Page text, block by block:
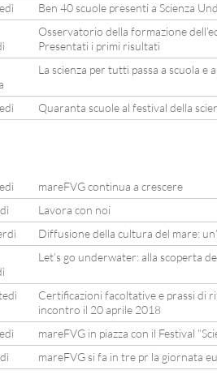
Ben 40 scuole presenti a Scienza
Osservatorio della formazione
Presentati i primi risultati
La scienza per tutti passa a scuola e
Quaranta scuole al festival della
mareFVG continua a crescere
Lavora con noi
Diffusione della cultura del mare:
Let’s go underwater: alla scoperta
Certificazioni facoltative e prassi di
incontro il 20 aprile 2018
mareFVG in piazza con il Festival
mareFVG si fa in tre pr la giornata